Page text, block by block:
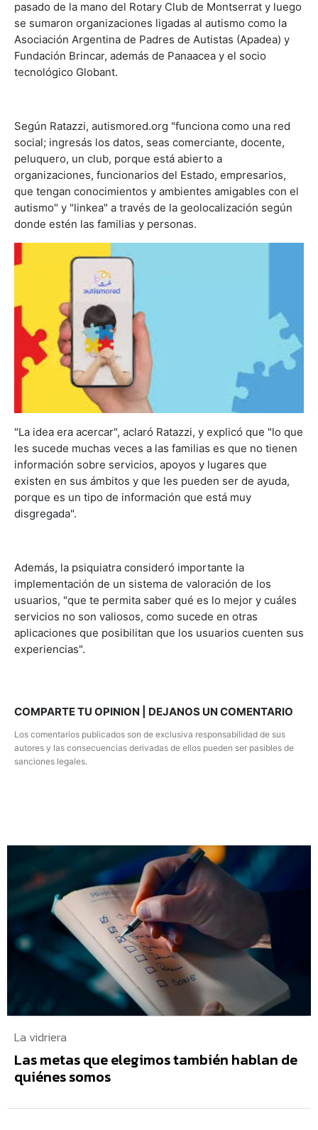
pasado de la mano del Rotary Club de Montserrat y luego
se sumaron organizaciones ligadas al autismo como la
Asociación Argentina de Padres de Autistas (Apadea) y
Fundación Brincar, además de Panaacea y el socio
tecnológico Globant.
Según Ratazzi, autismored.org "funciona como una red
social; ingresás los datos, seas comerciante, docente,
peluquero, un club, porque está abierto a
organizaciones, funcionarios del Estado, empresarios,
que tengan conocimientos y ambientes amigables con el
autismo" y "linkea" a través de la geolocalización según
donde estén las familias y personas.
"La idea era acercar", aclaró Ratazzi, y explicó que "lo que
les sucede muchas veces a las familias es que no tienen
información sobre servicios, apoyos y lugares que
existen en sus ámbitos y que les pueden ser de ayuda,
porque es un tipo de información que está muy
disgregada".
Además, la psiquiatra consideró importante la
implementación de un sistema de valoración de los
usuarios, "que te permita saber qué es lo mejor y cuáles
servicios no son valiosos, como sucede en otras
aplicaciones que posibilitan que los usuarios cuenten sus
experiencias".
COMPARTE TU OPINION | DEJANOS UN COMENTARIO
Los comentarios publicados son de exclusiva responsabilidad de sus
autores y las consecuencias derivadas de ellos pueden ser pasibles de
sanciones legales.
La vidriera
Las metas que elegimos también hablan de
quiénes somos